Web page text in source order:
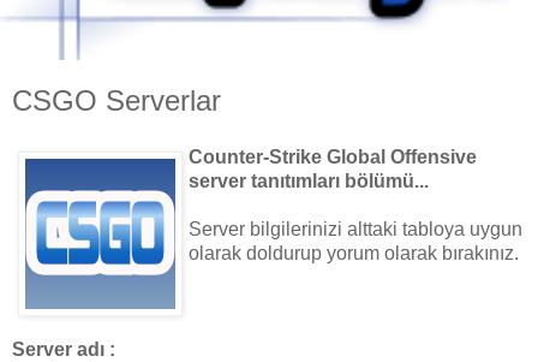
CSGO Serverlar
Counter-Strike Global Offensive
server tanıtımları bölümü...
Server bilgilerinizi alttaki tabloya uygun
olarak doldurup yorum olarak bırakınız.
Server adı :